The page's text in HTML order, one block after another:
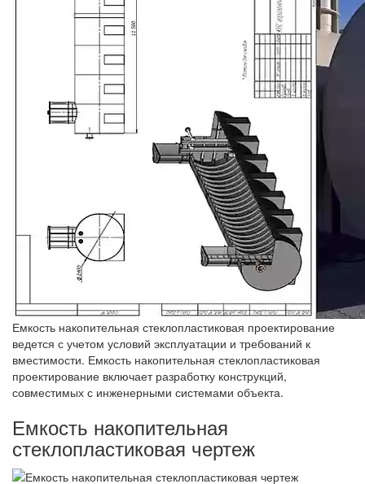
Емкость накопительная стеклопластиковая проектирование
ведется с учетом условий эксплуатации и требований к
вместимости. Емкость накопительная стеклопластиковая
проектирование включает разработку конструкций,
совместимых с инженерными системами объекта.
Емкость накопительная
стеклопластиковая чертеж